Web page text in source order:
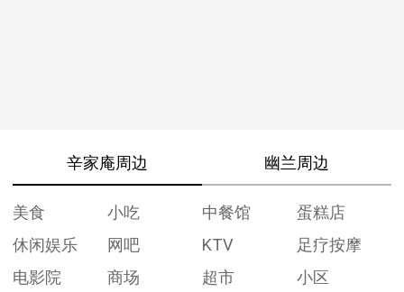
辛家庵周边 幽兰周边
美食 小吃 中餐馆
蛋糕店
休闲娱乐
网吧 KTV
足疗按摩
电影院
商场 超市
小区